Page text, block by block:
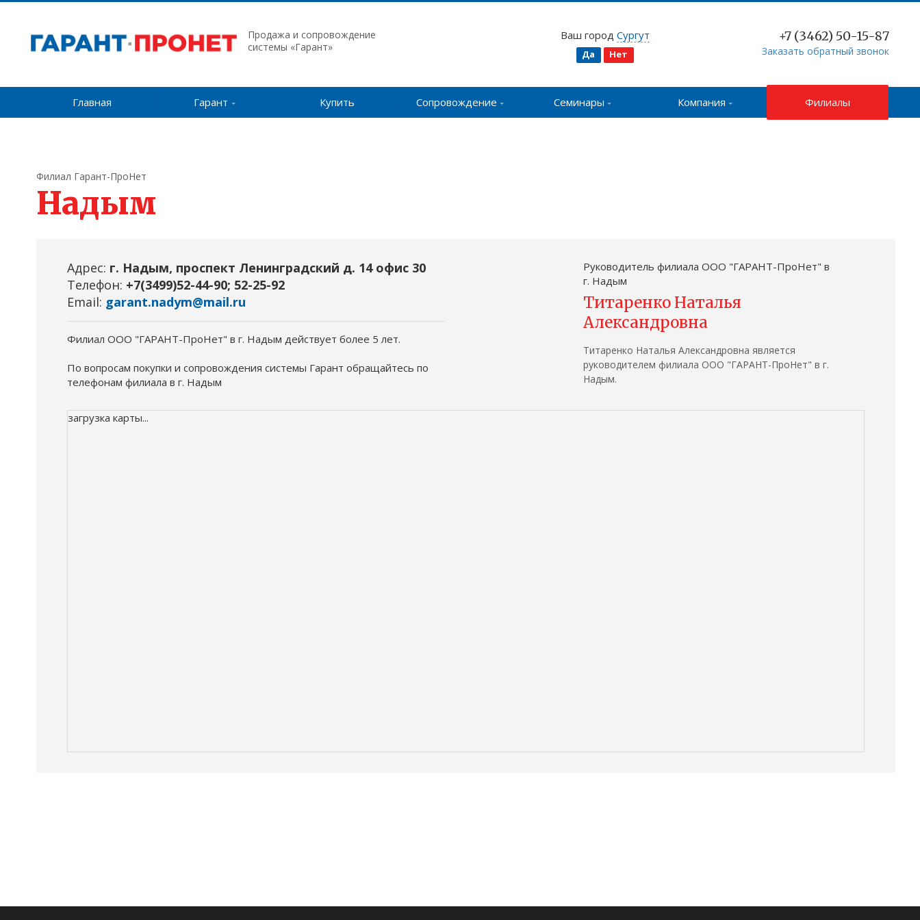
Продажа и сопровождение
системы «Гарант»
Ваш город Сургут
Да Нет
+7 (3462) 50-15-87
Заказать обратный звонок
Главная Гарант Купить Сопровождение Семинары Компания Филиалы
Филиал Гарант-ПроНет
Надым
Адрес: г. Надым, проспект Ленинградский д. 14 офис 30
Телефон: +7(3499)52-44-90; 52-25-92
Email: garant.nadym@mail.ru
Филиал ООО "ГАРАНТ-ПроНет" в г. Надым действует более 5 лет.
По вопросам покупки и сопровождения системы Гарант обращайтесь по
телефонам филиала в г. Надым
Руководитель филиала ООО "ГАРАНТ-ПроНет" в
г. Надым
Титаренко Наталья
Александровна
Титаренко Наталья Александровна является
руководителем филиала ООО "ГАРАНТ-ПроНет" в г.
Надым.
загрузка карты...